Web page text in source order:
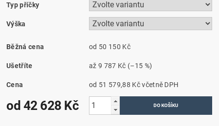
Typ příčky
Výška
Běžná cena od 50 150 Kč
Ušetříte až9 787 Kč (–15 %)
Cena od 51 579,88 Kčvčetně DPH
od 42 628 Kč